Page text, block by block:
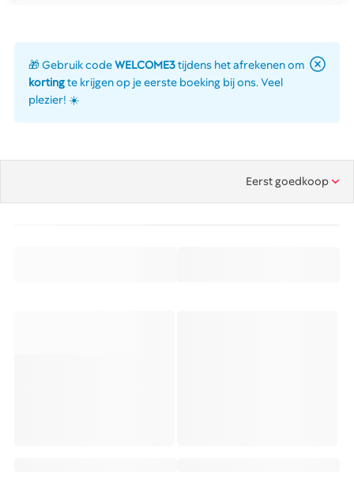
🎁 Gebruik codeWELCOME3tijdens het afrekenen om
kortingte krijgen op je eerste boeking bij ons. Veel
plezier! ☀️
Eerst goedkoop